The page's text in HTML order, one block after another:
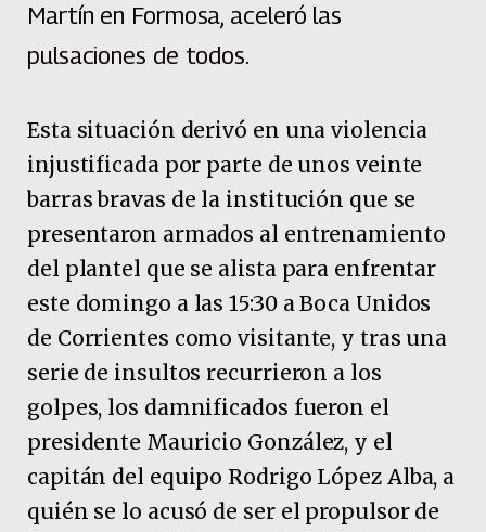
Martín en Formosa, aceleró las
pulsaciones de todos.
Esta situación derivó en una violencia
injustificada por parte de unos veinte
barras bravas de la institución que se
presentaron armados al entrenamiento
del plantel que se alista para enfrentar
este domingo a las 15:30 a Boca Unidos
de Corrientes como visitante, y tras una
serie de insultos recurrieron a los
golpes, los damnificados fueron el
presidente Mauricio González, y el
capitán del equipo Rodrigo López Alba, a
quién se lo acusó de ser el propulsor de